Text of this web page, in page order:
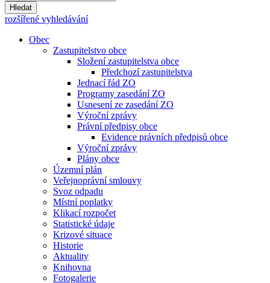
Hledat
rozšířené vyhledávání
Obec
Zastupitelstvo obce
Složení zastupitelstva obce
Předchozí zastupitelstva
Jednací řád ZO
Programy zasedání ZO
Usnesení ze zasedání ZO
Výroční zprávy
Právní předpisy obce
Evidence právních předpisů obce
Výroční zprávy
Plány obce
Územní plán
Veřejnoprávní smlouvy
Svoz odpadu
Místní poplatky
Klikací rozpočet
Statistické údaje
Krizové situace
Historie
Aktuality
Knihovna
Fotogalerie